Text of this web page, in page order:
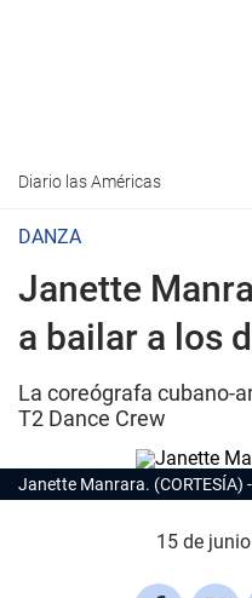
Diario las Américas
DANZA
Janette
a bailar a los
La coreógrafa cubano-
T2 Dance Crew
Janette Manrara. (CORTESÍA)
15 de